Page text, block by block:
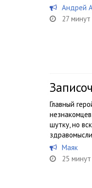
Андрей
27 минут
Главный
шутку, но
Маяк
25 минут